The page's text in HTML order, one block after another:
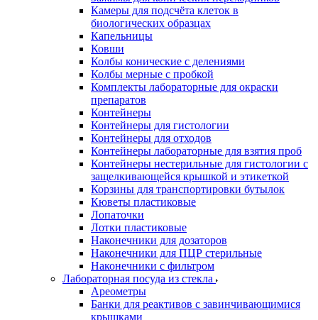
Камеры для подсчёта клеток в
биологических образцах
Капельницы
Ковши
Колбы конические с делениями
Колбы мерные с пробкой
Комплекты лабораторные для окраски
препаратов
Контейнеры
Контейнеры для гистологии
Контейнеры для отходов
Контейнеры лабораторные для взятия проб
Контейнеры нестерильные для гистологии с
защелкивающейся крышкой и этикеткой
Корзины для транспортировки бутылок
Кюветы пластиковые
Лопаточки
Лотки пластиковые
Наконечники для дозаторов
Наконечники для ПЦР стерильные
Наконечники с фильтром
Лабораторная посуда из стекла
Ареометры
Банки для реактивов с завинчивающимися
крышками